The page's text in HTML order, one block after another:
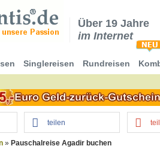
Über 19 Jahre
im Internet
Singlereisen Rundreisen
teilen
» Pauschalreise Agadir buchen